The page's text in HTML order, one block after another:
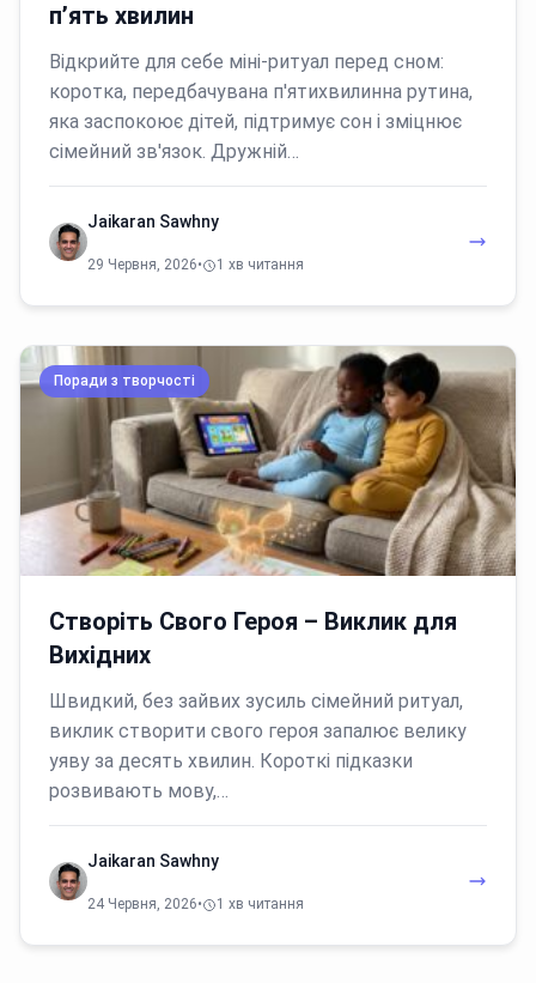
п’ять хвилин
Відкрийте для себе міні-ритуал перед сном:
коротка, передбачувана п'ятихвилинна рутина,
яка заспокоює дітей, підтримує сон і зміцнює
сімейний зв'язок. Дружній…
Jaikaran Sawhny
29 Червня, 2026• 1 хв читання
Поради з творчості
Створіть Свого Героя – Виклик для
Вихідних
Швидкий, без зайвих зусиль сімейний ритуал,
виклик створити свого героя запалює велику
уяву за десять хвилин. Короткі підказки
розвивають мову,…
Jaikaran Sawhny
24 Червня, 2026• 1 хв читання